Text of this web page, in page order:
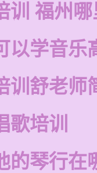
训 福州
以学音乐
训舒老师
歌培训
的琴行在